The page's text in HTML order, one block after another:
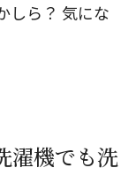
しら？ 気にな
濯機でも洗